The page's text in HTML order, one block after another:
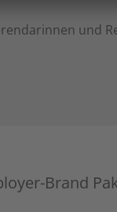
und
Brand